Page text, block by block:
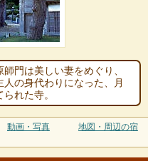
門は美しい妻をめぐり、
の身代わりになった、月
れた寺。
動画・写真 地図・周辺の宿